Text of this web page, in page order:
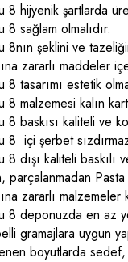
şartlarda
olmalıdır.
şeklini ve tazeliğini
maddeler
estetik
kalın
kaliteli ve
şerbet sızdırmaz
kaliteli baskılı ve
Pasta
malzemeler
en az yer
uygun
boyutlarda sedef,